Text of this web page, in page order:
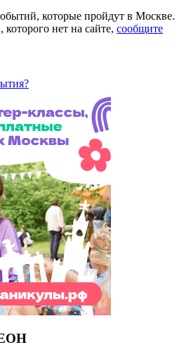
которые пройдут в Москве.
нет на сайте, сообщите